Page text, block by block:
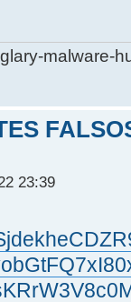
malware-
23:39